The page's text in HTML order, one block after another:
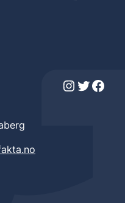
Instagram Twitter Facebook